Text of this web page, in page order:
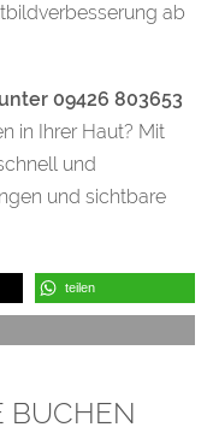
ab
09426 803653
in Ihrer Haut? Mit
und
und sichtbare
teilen
BUCHEN